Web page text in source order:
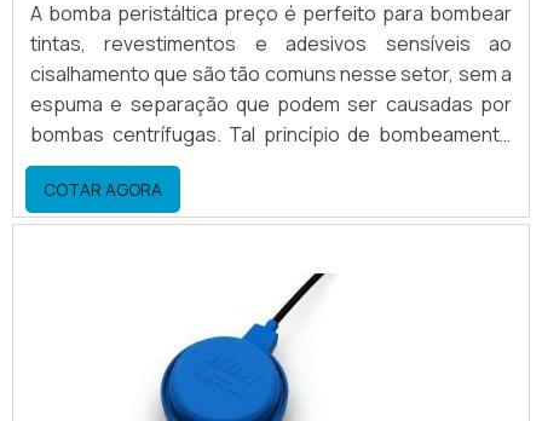
A bomba peristáltica preço é perfeito para bombear
tintas, revestimentos e adesivos sensíveis ao
cisalhamento que são tão comuns nesse setor, sem a
espuma e separação que podem ser causadas por
bombas centrífugas. Tal princípio de bombeamento
confere grande força de sucção, vencendo
resistências, eliminando risco de “slip” de produto.
Assim, as bombas peristálticas apresentam
Flexibilidade; Fácil acesso; Troca de formatos rápidos;
COTAR AGORA